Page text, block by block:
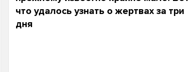
что удалось узнать о жертвах за три
дня